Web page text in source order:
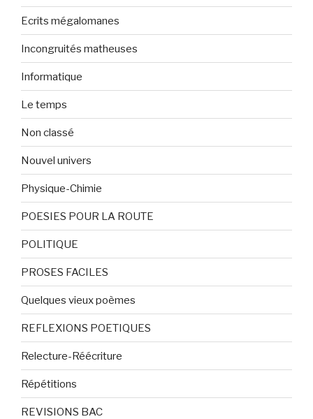
Ecrits mégalomanes
Incongruités matheuses
Informatique
Le temps
Non classé
Nouvel univers
Physique-Chimie
POESIES POUR LA ROUTE
POLITIQUE
PROSES FACILES
Quelques vieux poèmes
REFLEXIONS POETIQUES
Relecture-Réécriture
Répétitions
REVISIONS BAC